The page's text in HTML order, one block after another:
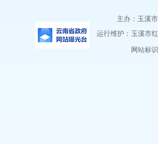
主办：玉溪
运行维护：玉溪市
网站标